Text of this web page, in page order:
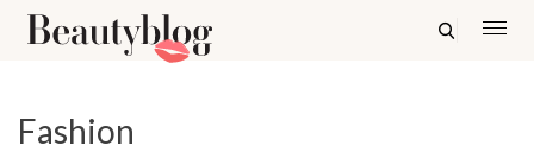
Fashion